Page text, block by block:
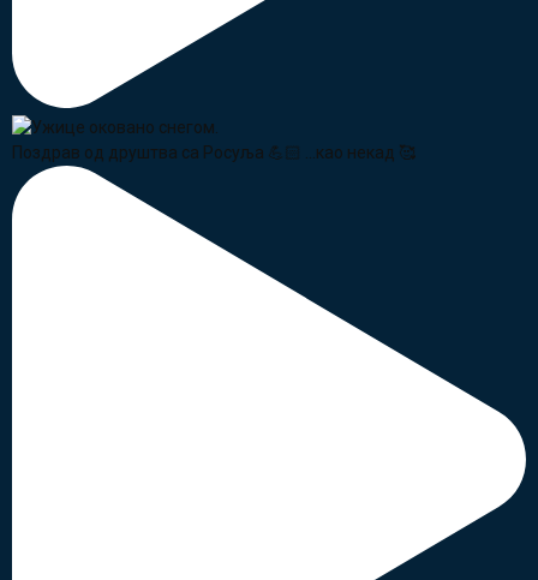
Поздрав од друштва са Росуља 💪🏻 ...као некад 🥰